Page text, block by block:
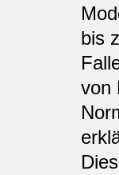
bis
von